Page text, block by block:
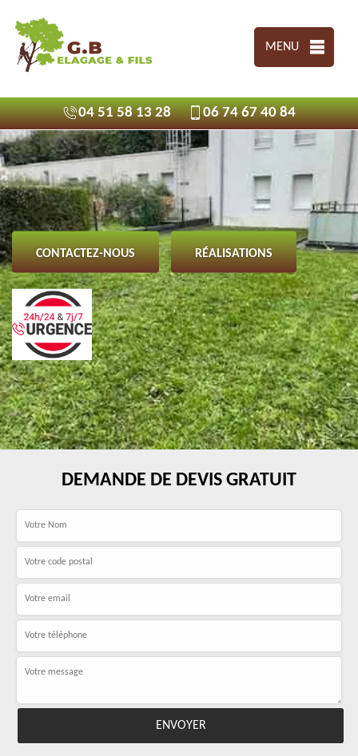
MENU
04 51 58 13 28 06 74 67 40 84
CONTACTEZ-NOUS RÉALISATIONS
DEMANDE DE DEVIS GRATUIT